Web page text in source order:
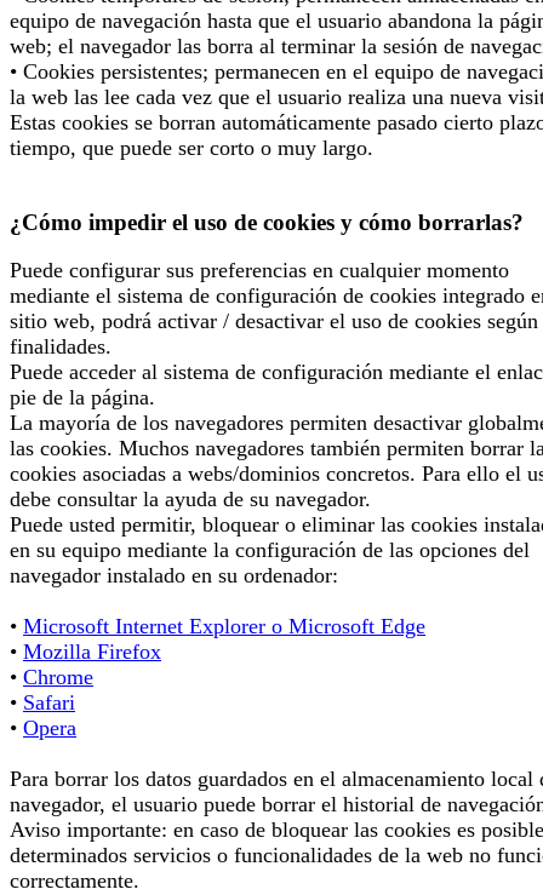
equipo de navegación hasta que el usuario abandona la
web; el navegador las borra al terminar la sesión de
• Cookies persistentes; permanecen en el equipo de
la web las lee cada vez que el usuario realiza una nueva
Estas cookies se borran automáticamente pasado cierto
tiempo, que puede ser corto o muy largo.
¿Cómo impedir el uso de cookies y cómo borrarlas?
Puede configurar sus preferencias en cualquier momento
mediante el sistema de configuración de cookies integrado
sitio web, podrá activar / desactivar el uso de cookies según
finalidades.
Puede acceder al sistema de configuración mediante el
pie de la página.
La mayoría de los navegadores permiten desactivar
las cookies. Muchos navegadores también permiten borrar
cookies asociadas a webs/dominios concretos. Para ello el
debe consultar la ayuda de su navegador.
Puede usted permitir, bloquear o eliminar las cookies
en su equipo mediante la configuración de las opciones del
navegador instalado en su ordenador:
• Microsoft Internet Explorer o Microsoft Edge
• Mozilla Firefox
• Chrome
• Safari
• Opera
Para borrar los datos guardados en el almacenamiento local
navegador, el usuario puede borrar el historial de
Aviso importante: en caso de bloquear las cookies es
determinados servicios o funcionalidades de la web no
correctamente.